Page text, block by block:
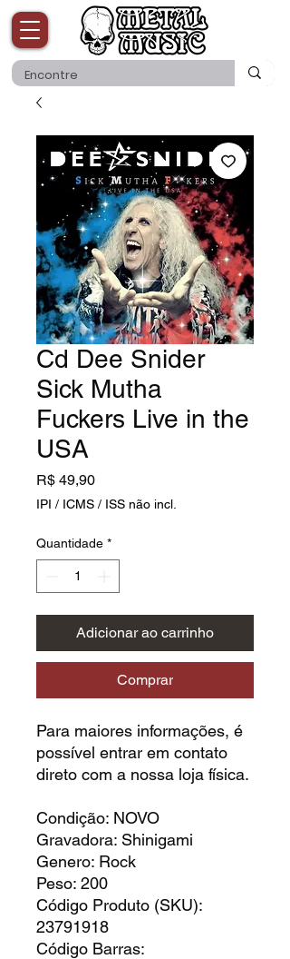
Cd Dee Snider
Sick Mutha
Fuckers Live in the
USA
R$ 49,90Preço
IPI / ICMS / ISS não incl.
Quantidade *
Adicionar ao carrinho
Comprar
Para maiores informações, é
possível entrar em contato
direto com a nossa loja física.
Condição: NOVO
Gravadora: Shinigami
Genero: Rock
Peso: 200
Código Produto (SKU):
23791918
Código Barras: